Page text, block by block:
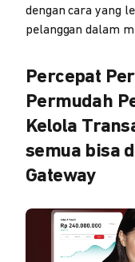
dengan cara yang
pelanggan dalam
Percepat
Permudah
Kelola
semua bisa
Gateway